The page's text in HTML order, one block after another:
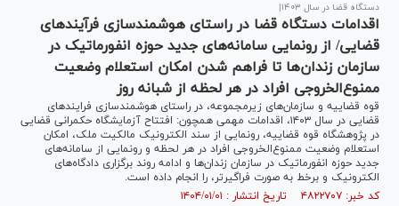
دستگاه قضا در سال ۱۴۰۳|
اقدامات دستگاه قضا در راستای هوشمندسازی فرآیند‌های
قضایی/ از رونمایی سامانه‌های جدید حوزه انفورماتیک در
سازمان زندان‌ها تا فراهم شدن امکان استعلام وضعیت
ممنوع‌الخروجی افراد در هر لحظه از شبانه روز
قوه قضاییه و سازمان‌های زیرمجموعه، در راستای هوشمندسازی فرایند‌های
قضایی در سال ۱۴۰۳، اقدامات مهمی همچون: افتتاح آزمایشگاه حکمرانی قضایی
در پژوهشگاه قوه قضاییه، رونمایی از سند الکترونیک مالکیت ملک، امکان
استعلام وضعیت ممنوع‌الخروجی افراد در هر لحظه و رونمایی از سامانه‌های
جدید حوزه انفورماتیک در سازمان زندان‌ها و ادامه روند برگزاری دادگاه‌های
الکترونیک و برخط به صورت فراگیرتر، را انجام داده است.
کد خبر: ۴۸۲۲۷۰۷ تاریخ انتشار : ۱۴۰۴/۰۱/۰۱